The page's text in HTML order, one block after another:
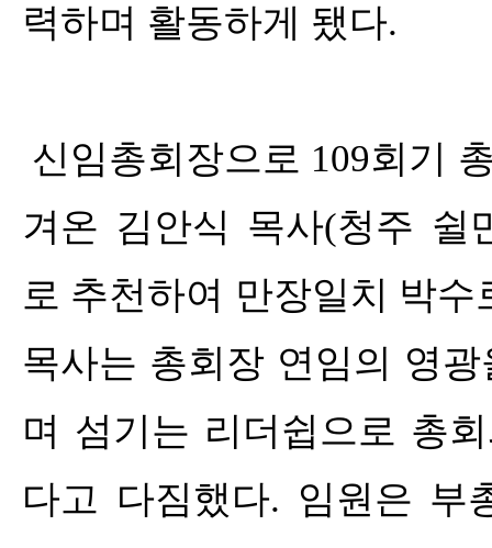
력하며 활동하게 됐다.
신임총회장으로 109회기
겨온 김안식 목사(청주 쉴
로 추천하여 만장일치 박
목사는 총회장 연임의 영
며 섬기는 리더쉽으로 총
다고 다짐했다. 임원은 부